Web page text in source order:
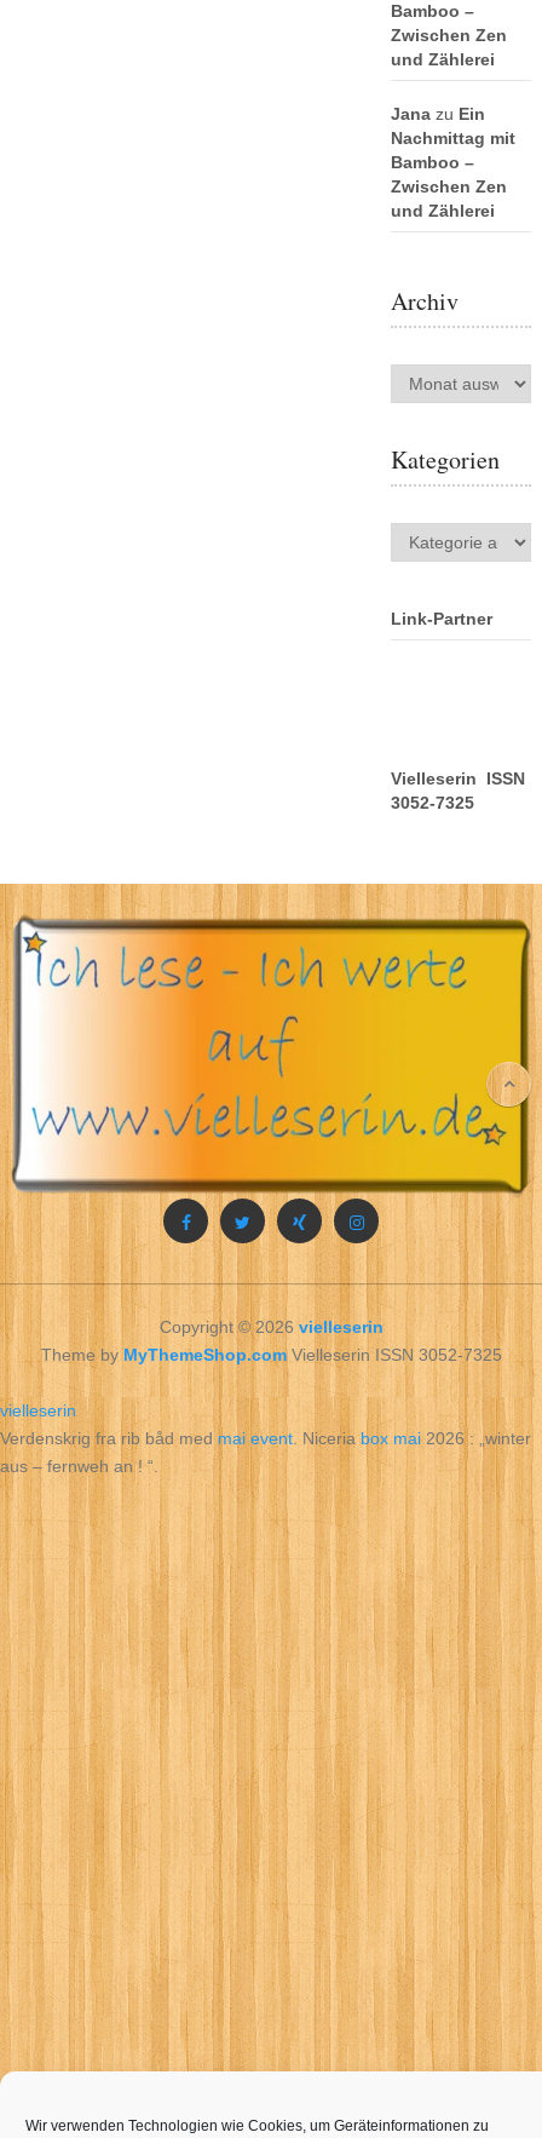
Bamboo –
Zwischen Zen
und Zählerei
Janazu Ein
Nachmittag mit
Bamboo –
Zwischen Zen
und Zählerei
Archiv
Archiv
Kategorien
Kategorien
Link-Partner
Vielleserin ISSN
3052-7325
Copyright © 2026vielleserin
Theme by MyThemeShop.comVielleserin ISSN 3052-7325
vielleserin
Wir verwenden Technologien wie Cookies, um Geräteinformationen zu
Verdenskrig fra rib båd medmai event . Niceriabox mai2026 : „winter
aus – fernweh an ! “.